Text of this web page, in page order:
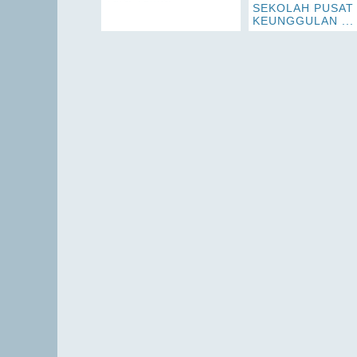
SEKOLAH PUSAT
KEUNGGULAN ...